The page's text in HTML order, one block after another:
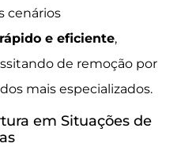
cenários
e eficiente,
de remoção por
mais especializados.
em Situações de